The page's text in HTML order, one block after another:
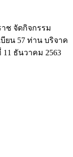
าช จัดกิจกรรม
ยน 57 ท่าน บริจาค
ธันวาคม 2563